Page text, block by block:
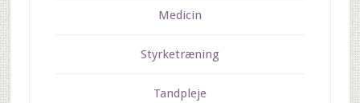
Medicin
Styrketræning
Tandpleje